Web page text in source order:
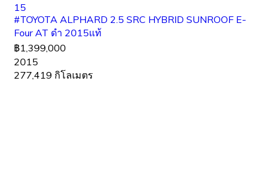
15
#TOYOTA ALPHARD 2.5 SRC HYBRID SUNROOF E-
Four AT ดำ 2015แท้
฿1,399,000
2015
277,419 กิโลเมตร